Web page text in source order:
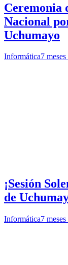
Ceremonia
Nacional
Uchumayo
Informática7
¡Sesión
de
Informática7